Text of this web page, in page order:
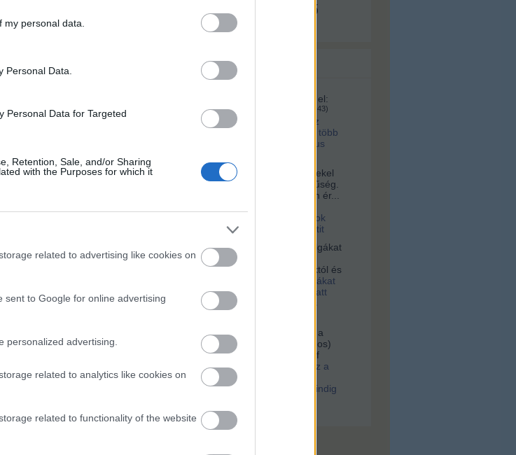
personal data.
Personal Data.
Personal Data for Targeted
Retention, Sale, and/or Sharing
with the Purposes for which it
related to advertising like cookies on
sent to Google for online advertising
personalized advertising.
related to analytics like cookies on
related to functionality of the website
Nincs megjeleníthető
elem
Friss topikok
A videó ma itt érhető el:
nava.hu/id/1281070/
2025.02.04. 08:43)
Milyen lett volna a kettes metró az
eredeti tervek szerint? Hárommal több
megálló, na meg ugye ott a Márkus
kisemma:
Sziasztok! Nagyon érdekel
engem is az építészet és korszerűség.
Éppen valamelyik nap egy nagyon ér...
szentpétervári Müpáról. Ugyanazok
tervezik és építik, mint a budapestit
király vagyok:
A négerek rabszolgákat
nem befogták Afrikában, hanem
pénzért vették az ottani uralkodóktól és
Rabszolgákat
szöktettek, majd a szesztilalom alatt
italt mértek egy most feltárt, tiktos
Zoltán Hoffer:
Keresek egy fotót a
VIII. Ker.Gólya utca 38(Bókay János)
alatti kocsmáról, Scheuring József
Ilyen lesz a
zöld Nyugati. Különös párhuzam:
amerre a WestBalkan járt, arra mindig